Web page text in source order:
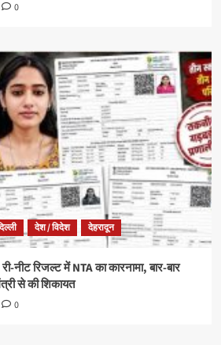
0
देश / विदेश देहरादून
रिजल्ट में NTA का कारनामा, बार-बार
से की शिकायत
0